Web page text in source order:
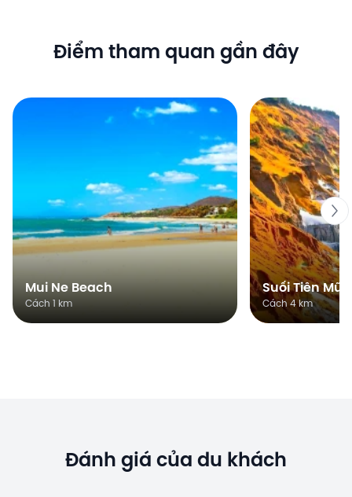
Điểm tham quan gần đây
Mui Ne Beach
Cách 1 km
Suối Tiên Mũi
Cách 4 km
Đánh giá của du khách